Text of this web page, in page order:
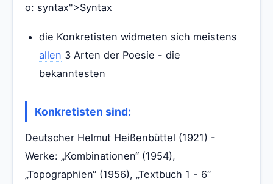
o: syntax">Syntax
die Konkretisten widmeten sich meistens
allen 3 Arten der Poesie - die
bekanntesten
Konkretisten sind:
Deutscher Helmut Heißenbüttel (1921) -
Werke: „Kombinationen“ (1954),
„Topographien“ (1956), „Textbuch 1 - 6“